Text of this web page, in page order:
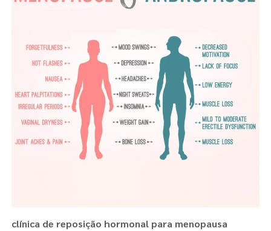
clínica de reposição hormonal para menopausa